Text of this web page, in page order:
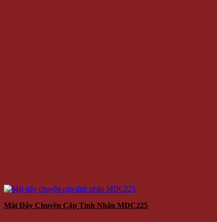
Mặt Dây Chuyền Cặp Tình Nhân MDC225